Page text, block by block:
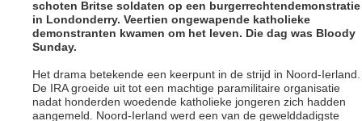
schoten Britse soldaten op een burgerrechtendemonstratie
in Londonderry. Veertien ongewapende katholieke
demonstranten kwamen om het leven. Die dag was Bloody
Sunday.
Het drama betekende een keerpunt in de strijd in Noord-Ierland.
De IRA groeide uit tot een machtige paramilitaire organisatie
nadat honderden woedende katholieke jongeren zich hadden
aangemeld. Noord-Ierland werd een van de gewelddadigste